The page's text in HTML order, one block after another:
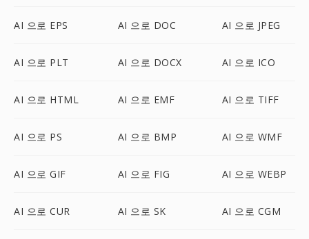
AI 으로 EPS AI 으로 DOC AI 으로 JPEG
AI 으로 PLT AI 으로 DOCX AI 으로 ICO
AI 으로 HTML AI 으로 EMF AI 으로 TIFF
AI 으로 PS AI 으로 BMP AI 으로 WMF
AI 으로 GIF AI 으로 FIG AI 으로 WEBP
AI 으로 CUR AI 으로 SK AI 으로 CGM